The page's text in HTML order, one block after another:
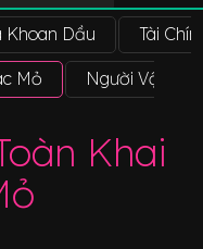
Khoan Dầu Tài
Mỏ Người Vận
Khai